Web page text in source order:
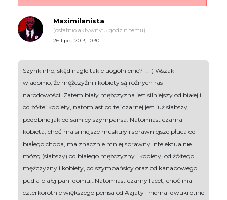
Maximilanista
(ostatnio aktywny: 5 godzin temu)
26 lipca 2013, 10:30
Szynkinho, skąd nagle takie uogólnienie? ! :-) Wszak
wiadomo, że mężczyżni i kobiety są różnych ras i
narodowości. Zatem biały mężczyzna jest silniejszy od białej i
od żółtej kobiety, natomiast od tej czarnej jest już słabszy,
podobnie jak od samicy szympansa. Natomiast czarna
kobieta, choć ma silniejsze muskuły i sprawniejsze płuca od
białego chopa, ma znacznie mniej sprawny intelektualnie
mózg (słabszy) od białego mężczyzny i kobiety, od żółtego
mężczyzny i kobiety, od szympańsicy oraz od kanapowego
pudla białej pani domu...Natomiast czarny facet, choć ma
czterkorotnie większego penisa od Azjaty i niemal dwukrotnie